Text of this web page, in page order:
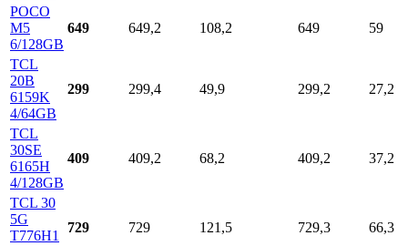
POCO
M5
6/128GB
649 649,2 108,2 649 59
TCL
20B
6159K
4/64GB
299 299,4 49,9 299,2 27,2
TCL
30SE
6165H
4/128GB
409 409,2 68,2 409,2 37,2
TCL 30
5G
T776H1
729 729 121,5 729,3 66,3